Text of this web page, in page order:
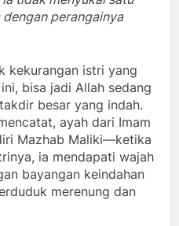
perangainya
kekurangan istri yang
bisa jadi Allah sedang
besar yang indah.
ayah dari Imam
Mazhab Maliki—ketika
ia mendapati wajah
bayangan keindahan
merenung dan